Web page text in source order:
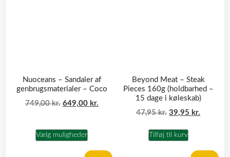
Nuoceans – Sandaler af
genbrugsmaterialer – Coco
749,00kr. 649,00 kr.
Vælg muligheder
Beyond Meat – Steak
Pieces 160g (holdbarhed –
15 dage i køleskab)
47,95kr. 39,95 kr.
Tilføj til kurv